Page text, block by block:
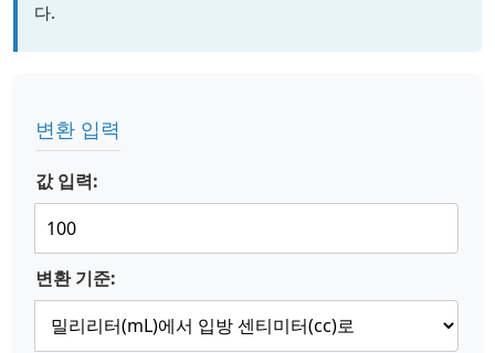
다.
변환 입력
값 입력:
변환 기준: